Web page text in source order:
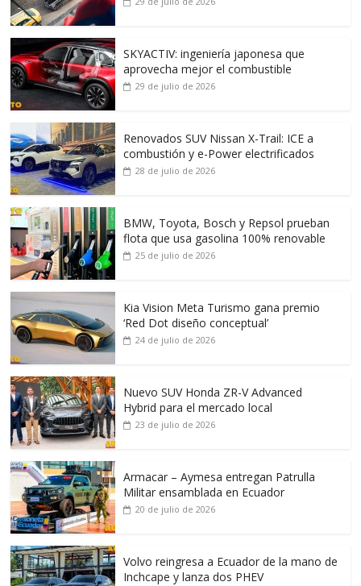
SKYACTIV: ingeniería japonesa que
aprovecha mejor el combustible
29 de julio de 2026
Renovados SUV Nissan X-Trail: ICE a
combustión y e-Power electrificados
28 de julio de 2026
BMW, Toyota, Bosch y Repsol prueban
flota que usa gasolina 100% renovable
25 de julio de 2026
Kia Vision Meta Turismo gana premio
‘Red Dot diseño conceptual’
24 de julio de 2026
Nuevo SUV Honda ZR-V Advanced
Hybrid para el mercado local
23 de julio de 2026
Armacar – Aymesa entregan Patrulla
Militar ensamblada en Ecuador
20 de julio de 2026
Volvo reingresa a Ecuador de la mano de
Inchcape y lanza dos PHEV